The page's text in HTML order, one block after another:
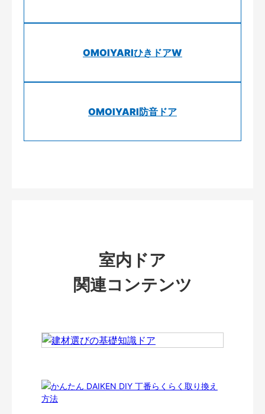
OMOIYARIひきドアW
OMOIYARI防音ドア
室内ドア
関連コンテンツ